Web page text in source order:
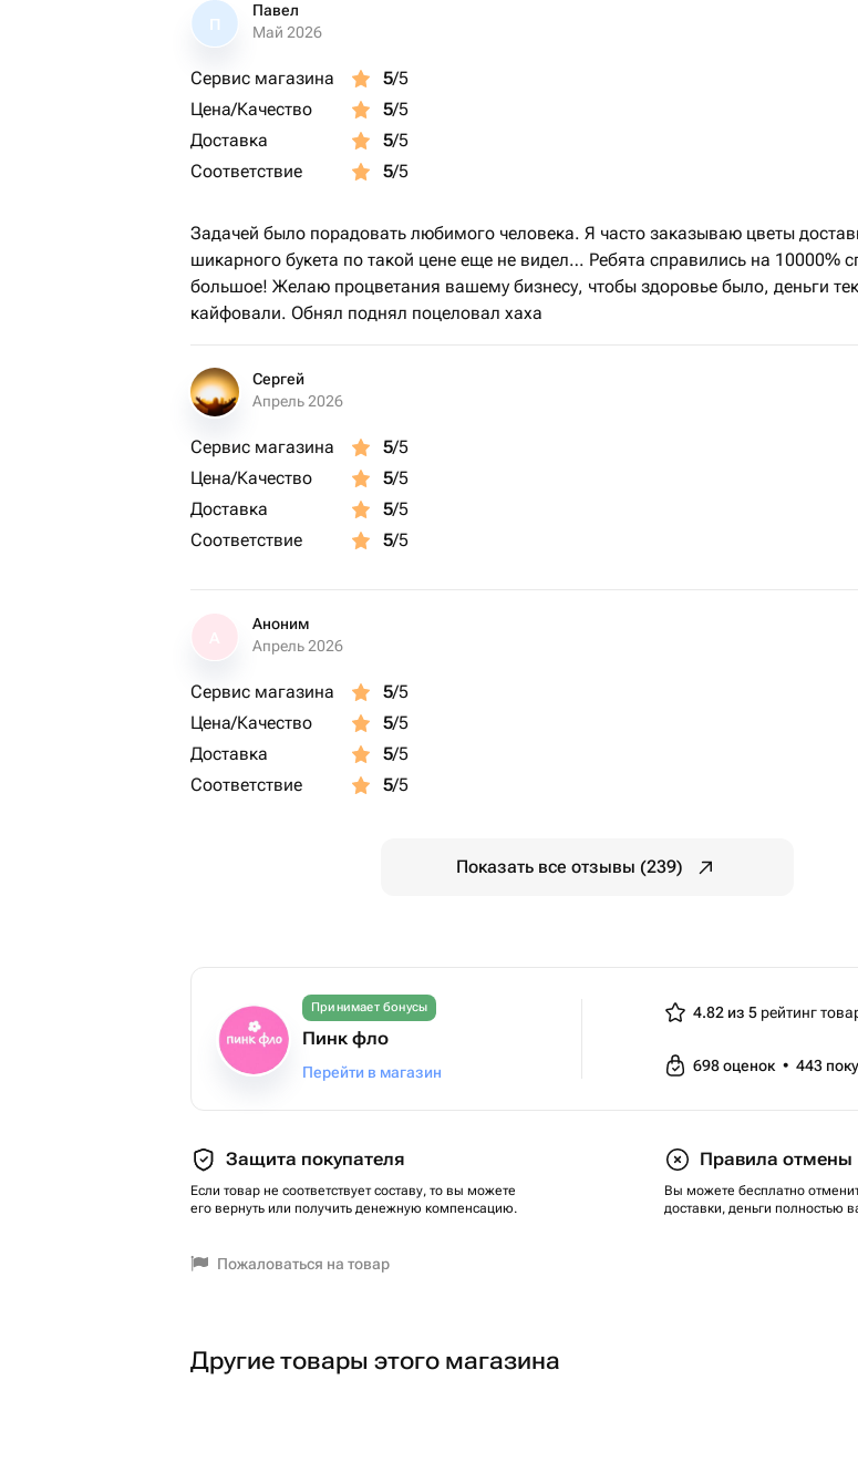
П
Павел
Май 2026
Сервис магазина 5/5
Цена/Качество
5/5
Доставка
5/5
Соответствие
5/5
Задачей было порадовать любимого человека. Я часто заказываю цветы
шикарного букета по такой цене еще не видел… Ребята справились на 10000%
большое! Желаю процветания вашему бизнесу, чтобы здоровье было, деньги
кайфовали. Обнял поднял поцеловал хаха
Сергей
Апрель 2026
Сервис магазина 5/5
Цена/Качество
5/5
Доставка
5/5
Соответствие
5/5
Аноним
Апрель 2026
Сервис магазина 5/5
Цена/Качество
5/5
Доставка
5/5
Соответствие
5/5
Показать все отзывы (239)
Принимает бонусы
Пинк фло
Перейти в магазин
4.82 из 5 рейтинг
698оценок • 443
Защита покупателя
Если товар не соответствует составу, то вы можете
его вернуть или получить денежную компенсацию.
Правила отмены
Вы можете бесплатно
доставки, деньги полностью
Пожаловаться на товар
Другие товары этого магазина